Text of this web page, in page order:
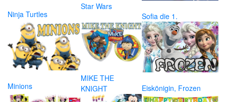
Ninja Turtles
Star Wars
Sofia die 1.
Minions
MIKE THE
KNIGHT
Eiskönigin, Frozen